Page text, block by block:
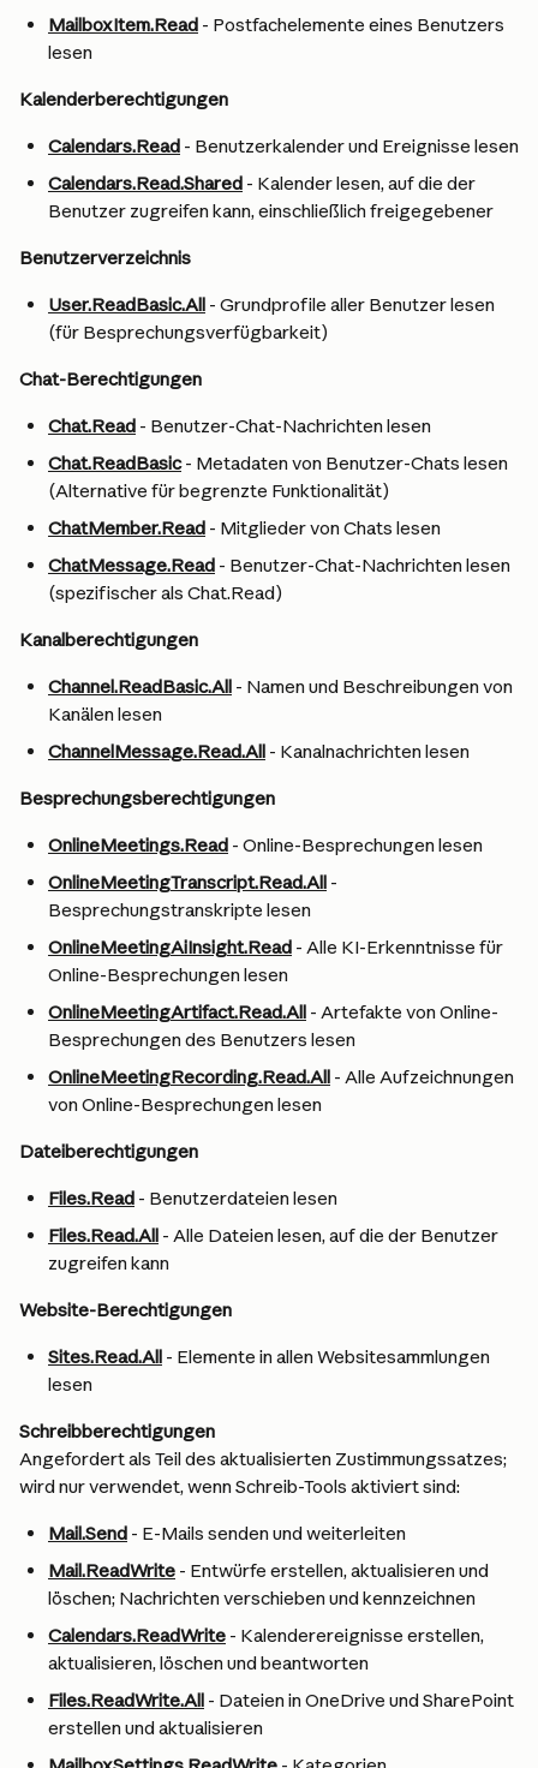
MailboxItem.Read - Postfachelemente eines Benutzers
lesen
Kalenderberechtigungen
Calendars.Read - Benutzerkalender und Ereignisse lesen
Calendars.Read.Shared - Kalender lesen, auf die der
Benutzer zugreifen kann, einschließlich freigegebener
Benutzerverzeichnis
User.ReadBasic.All - Grundprofile aller Benutzer lesen
(für Besprechungsverfügbarkeit)
Chat-Berechtigungen
Chat.Read - Benutzer-Chat-Nachrichten lesen
Chat.ReadBasic - Metadaten von Benutzer-Chats lesen
(Alternative für begrenzte Funktionalität)
ChatMember.Read - Mitglieder von Chats lesen
ChatMessage.Read - Benutzer-Chat-Nachrichten lesen
(spezifischer als Chat.Read)
Kanalberechtigungen
Channel.ReadBasic.All - Namen und Beschreibungen von
Kanälen lesen
ChannelMessage.Read.All - Kanalnachrichten lesen
Besprechungsberechtigungen
OnlineMeetings.Read - Online-Besprechungen lesen
OnlineMeetingTranscript.Read.All -
Besprechungstranskripte lesen
OnlineMeetingAiInsight.Read - Alle KI-Erkenntnisse für
Online-Besprechungen lesen
OnlineMeetingArtifact.Read.All - Artefakte von Online-
Besprechungen des Benutzers lesen
OnlineMeetingRecording.Read.All - Alle Aufzeichnungen
von Online-Besprechungen lesen
Dateiberechtigungen
Files.Read - Benutzerdateien lesen
Files.Read.All - Alle Dateien lesen, auf die der Benutzer
zugreifen kann
Website-Berechtigungen
Sites.Read.All - Elemente in allen Websitesammlungen
lesen
Schreibberechtigungen
Angefordert als Teil des aktualisierten Zustimmungssatzes;
wird nur verwendet, wenn Schreib-Tools aktiviert sind:
Mail.Send - E-Mails senden und weiterleiten
Mail.ReadWrite - Entwürfe erstellen, aktualisieren und
löschen; Nachrichten verschieben und kennzeichnen
Calendars.ReadWrite - Kalenderereignisse erstellen,
aktualisieren, löschen und beantworten
Files.ReadWrite.All - Dateien in OneDrive und SharePoint
erstellen und aktualisieren